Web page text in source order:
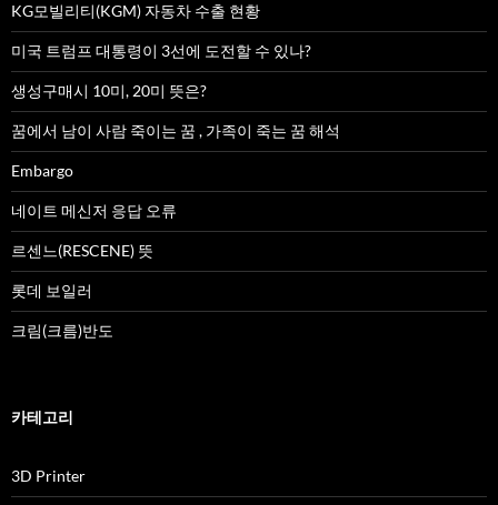
KG모빌리티(KGM) 자동차 수출 현황
미국 트럼프 대통령이 3선에 도전할 수 있나?
생성구매시 10미, 20미 뜻은?
꿈에서 남이 사람 죽이는 꿈 , 가족이 죽는 꿈 해석
Embargo
네이트 메신저 응답 오류
르센느(RESCENE) 뜻
롯데 보일러
크림(크름)반도
카테고리
3D Printer